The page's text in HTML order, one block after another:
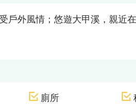
戶外風情；悠遊大甲溪，親近
廁所